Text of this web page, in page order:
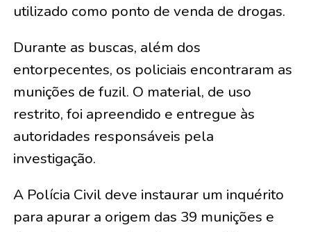
utilizado como ponto de venda de drogas.
Durante as buscas, além dos
entorpecentes, os policiais encontraram as
munições de fuzil. O material, de uso
restrito, foi apreendido e entregue às
autoridades responsáveis pela
investigação.
A Polícia Civil deve instaurar um inquérito
para apurar a origem das 39 munições e